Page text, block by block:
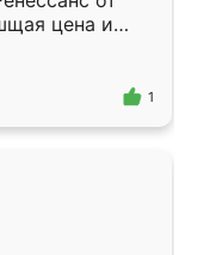
цена и
Приехавший
1